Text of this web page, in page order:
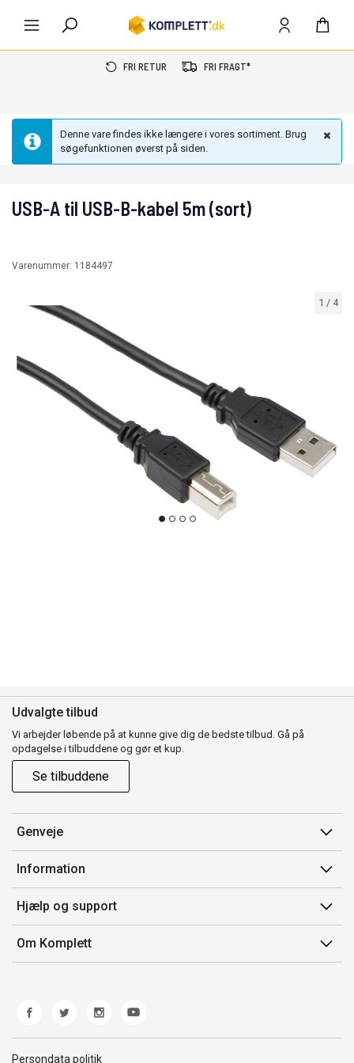
FRI RETUR FRI FRAGT*
Denne vare findes ikke længere i vores sortiment. Brug
søgefunktionen øverst på siden.
1 / 4
USB-A til USB-B-kabel 5m (sort)
Varenummer: 1184497
Udvalgte tilbud
Vi arbejder løbende på at kunne give dig de bedste tilbud. Gå på
opdagelse i tilbuddene og gør et kup.
Se tilbuddene
Genveje
Min side
Ordrehistorik
Gavekort
Information
Salgsbetingelser
Mærker/producent
Fortrydelsesret
Hjælp og support
Kontakt os
Kundeservice
Fejl/Mangler
Fragt og levering
Om Komplett
Persondata politik